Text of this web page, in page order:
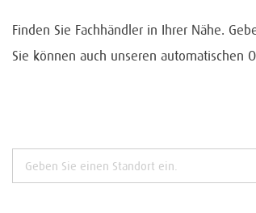
Finden Sie Fachhändler in Ihrer Nähe.
Sie können auch unseren automatischen